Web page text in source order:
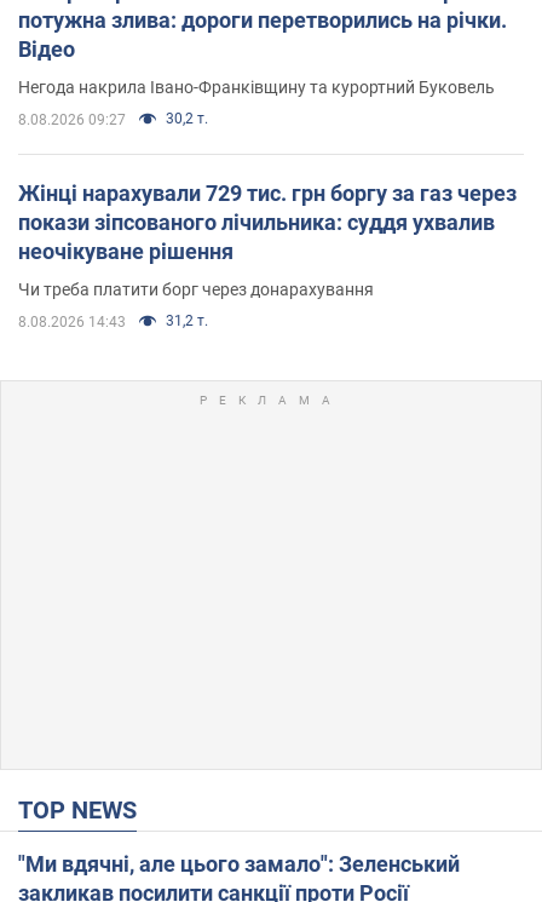
потужна злива: дороги перетворились на річки.
Відео
Негода накрила Івано-Франківщину та курортний Буковель
8.08.2026 09:27 30,2 т.
Жінці нарахували 729 тис. грн боргу за газ через
покази зіпсованого лічильника: суддя ухвалив
неочікуване рішення
Чи треба платити борг через донарахування
8.08.2026 14:43 31,2 т.
TOP NEWS
"Ми вдячні, але цього замало": Зеленський
закликав посилити санкції проти Росії